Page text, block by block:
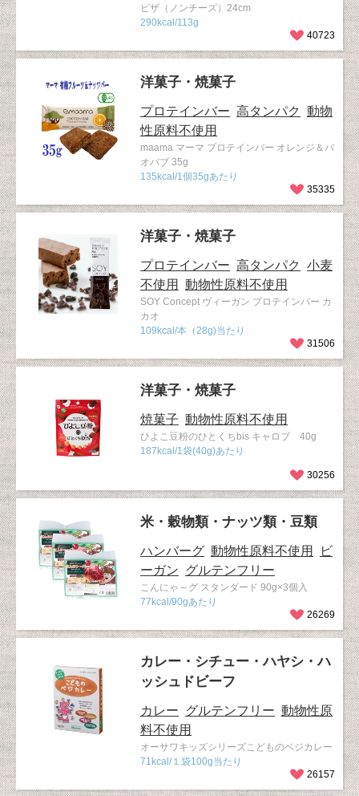
ピザ（ノンチーズ）24cm
290kcal/113g
40723
洋菓子・焼菓子
プロテインバー 高タンパク
動物
性原料不使用
maama マーマ プロテインバー オレンジ＆バ
オバブ 35g
135kcal/1個35gあたり
35335
洋菓子・焼菓子
プロテインバー 高タンパク
小麦
不使用
動物性原料不使用
SOY Concept ヴィーガン プロテインバー カ
カオ
109kcal/本（28g)当たり
31506
洋菓子・焼菓子
焼菓子 動物性原料不使用
ひよこ豆粉のひとくちbis キャロブ 40g
187kcal/1袋(40g)あたり
30256
米・穀物類・ナッツ類・豆類
ハンバーグ 動物性原料不使用
ビ
ーガン グルテンフリー
こんにゃ～グ スタンダード 90g×3個入
77kcal/90gあたり
26269
カレー・シチュー・ハヤシ・ハ
ッシュドビーフ
カレー グルテンフリー 動物性原
料不使用
オーサワキッズシリーズこどものベジカレー
71kcal/１袋100g当たり
26157